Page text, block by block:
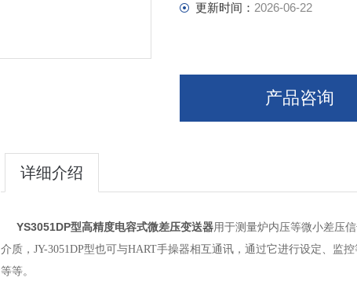
更新时间： 2026-06-22
产品咨询
详细介绍
YS3051DP型高精度电容式微差压变送器用于测量炉内压等微小差压
介质，JY-3051DP型也可与HART手操器相互通讯，通过它进行设定、监
等等。